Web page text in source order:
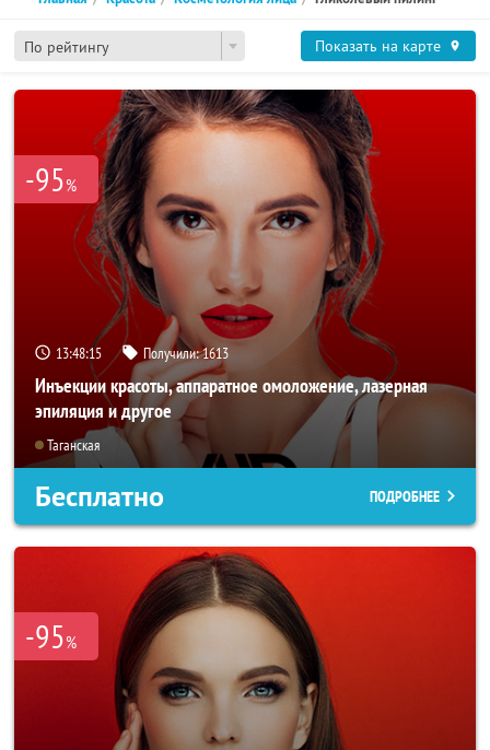
По рейтингу Показать на карте
-95%
13:48:15 Получили:1613
Инъекции красоты, аппаратное омоложение, лазерная
эпиляция и другое
Таганская
Бесплатно ПОДРОБНЕЕ
-95%